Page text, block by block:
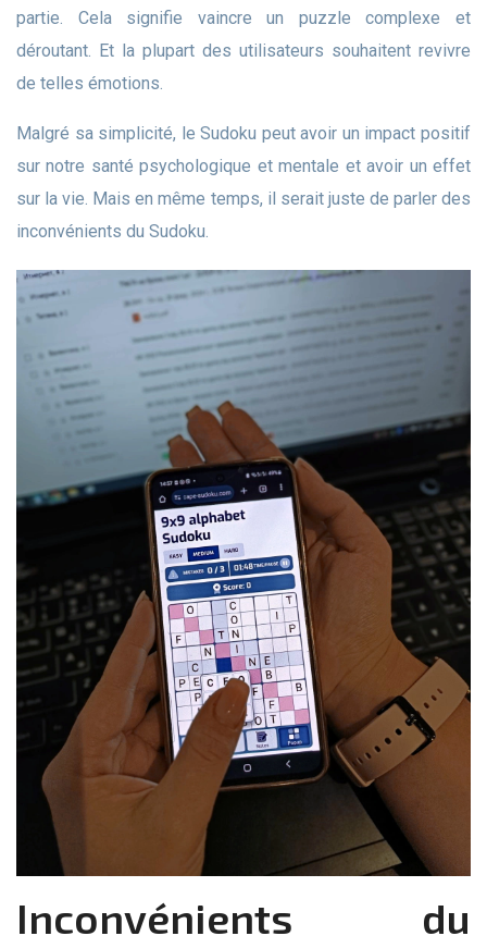
partie. Cela signifie vaincre un puzzle complexe et
déroutant. Et la plupart des utilisateurs souhaitent revivre
de telles émotions.
Malgré sa simplicité, le Sudoku peut avoir un impact positif
sur notre santé psychologique et mentale et avoir un effet
sur la vie. Mais en même temps, il serait juste de parler des
inconvénients du Sudoku.
Inconvénients du